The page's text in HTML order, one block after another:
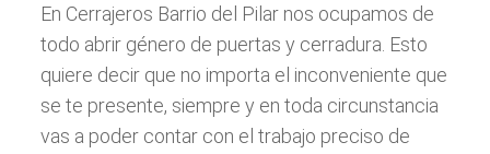
En Cerrajeros Barrio del Pilar nos ocupamos de
todo abrir género de puertas y cerradura. Esto
quiere decir que no importa el inconveniente que
se te presente, siempre y en toda circunstancia
vas a poder contar con el trabajo preciso de